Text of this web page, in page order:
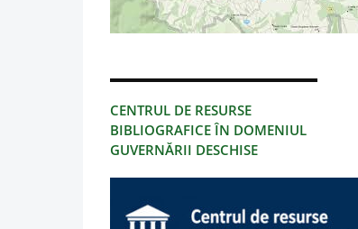
CENTRUL DE RESURSE
BIBLIOGRAFICE ÎN DOMENIUL
GUVERNĂRII DESCHISE